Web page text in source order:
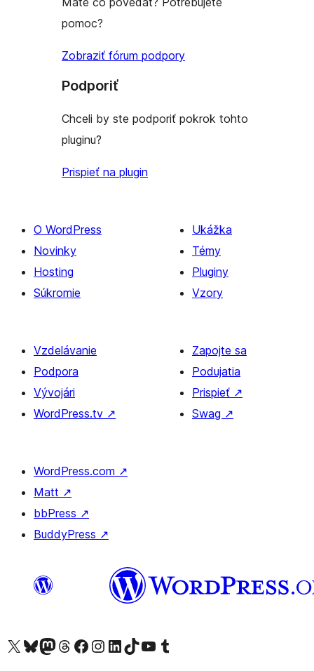
pomoc?
Zobraziť fórum podpory
Podporiť
Chceli by ste podporiť pokrok tohto
pluginu?
Prispieť na plugin
O WordPress
Novinky
Hosting
Súkromie
Ukážka
Témy
Pluginy
Vzory
Vzdelávanie
Podpora
Vývojári
WordPress.tv ↗
Zapojte sa
Podujatia
Prispieť ↗
Swag ↗
WordPress.com ↗
Matt ↗
bbPress ↗
BuddyPress ↗
Navštívte náš účet na X (predtým Twitter)
Navštívte náš účet na platforme Bluesky
Navštívte náš účet na Mastodone
Navštívte náš účet na platforme Threads
Navštívte našu stránku na Facebooku
Navštívte náš účet Instagram
Navštívte náš účet LinkedIn
Navštívte náš účet na platforme TikTok
Navštívte náš kanál YouTube
Navštívte náš účet na platforme Tumblr